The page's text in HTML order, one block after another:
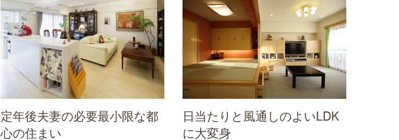
定年後夫妻の必要最小限な都
心の住まい
日当たりと風通しのよいLDK
に大変身